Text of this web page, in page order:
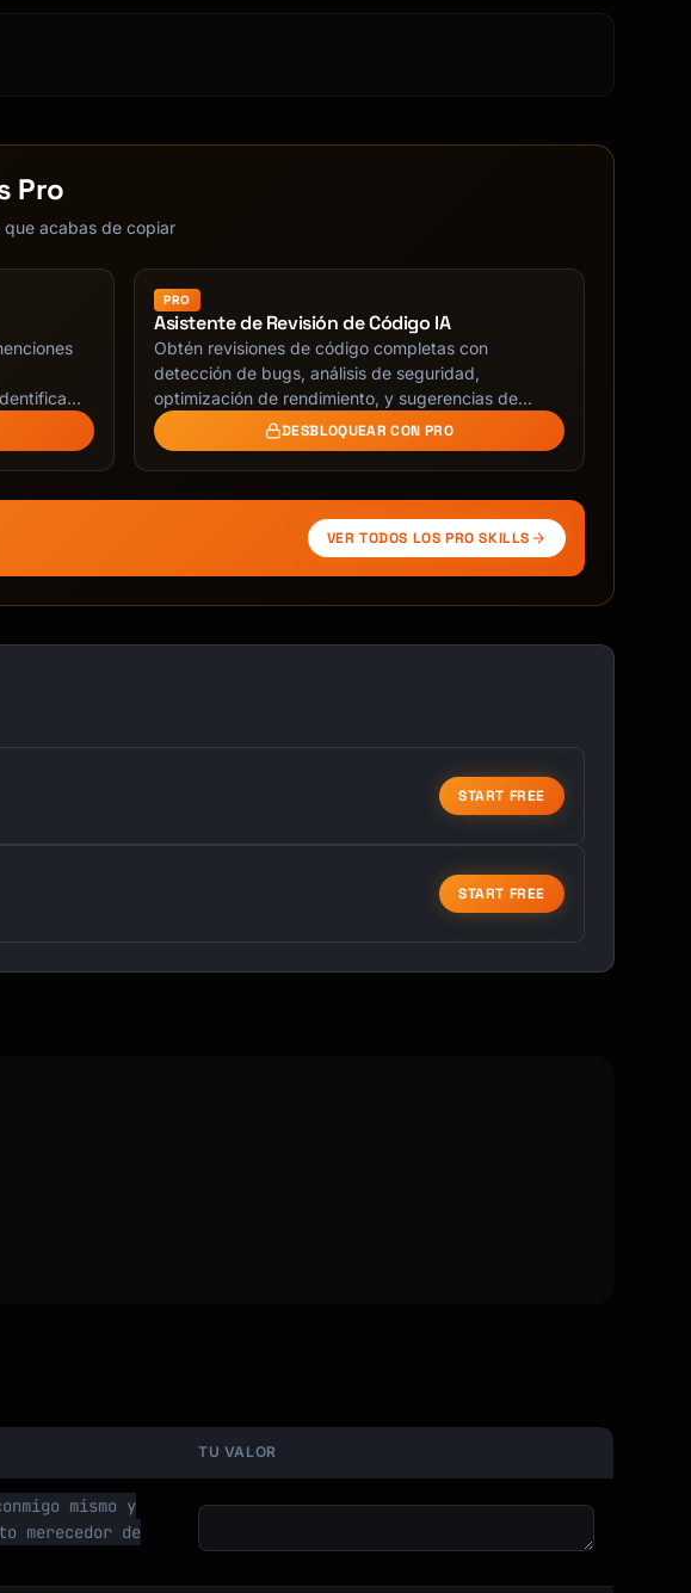
here to help you cultivate compassion—starting with
Pro
que acabas de copiar
PRO
Asistente de Revisión de Código IA
Obtén revisiones de código completas con
detección de bugs, análisis de seguridad,
optimización de rendimiento, y sugerencias de
buenas prácticas. …DESBLOQUEAR CON PRO
VER TODOS LOS PRO SKILLS
START FREE
START FREE
TU VALOR
mismo y
merecedor de